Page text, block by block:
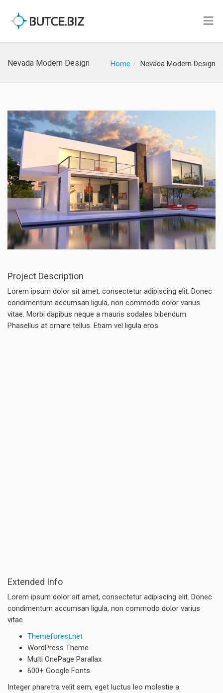
Nevada Modern Design Home Nevada Modern Design
Project Description
Lorem ipsum dolor sit amet, consectetur adipiscing elit. Donec
condimentum accumsan ligula, non commodo dolor varius
vitae. Morbi dapibus neque a mauris sodales bibendum.
Phasellus at ornare tellus. Etiam vel ligula eros.
Extended Info
Lorem ipsum dolor sit amet, consectetur adipiscing elit. Donec
condimentum accumsan ligula, non commodo dolor varius
vitae.
Themeforest.net
WordPress Theme
Multi OnePage Parallax
600+ Google Fonts
Integer pharetra velit sem, eget luctus leo molestie a.